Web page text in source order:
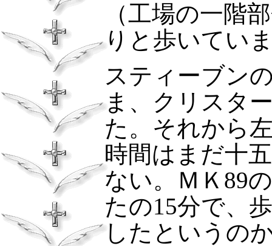
（工場の一階
りと歩いてい
スティーブン
ま、クリスタ
た。それから
時間はまだ十
ない。ＭＫ 89
たの15分で、
したというの